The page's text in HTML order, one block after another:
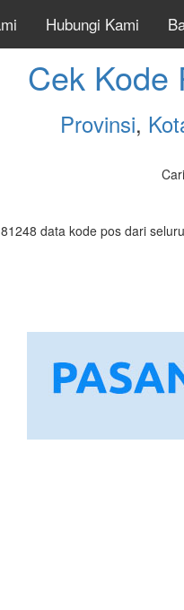
Hubungi Kami
Cek Kode
Provinsi,
data kode pos dari